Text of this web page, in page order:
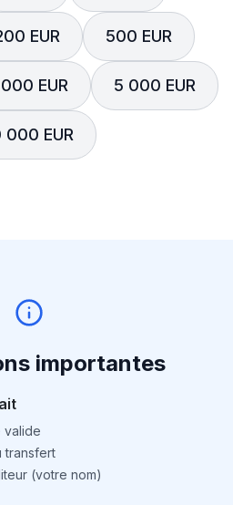
EUR 500 EUR
EUR 5 000 EUR
000 EUR
importantes
valide
transfert
(votre nom)